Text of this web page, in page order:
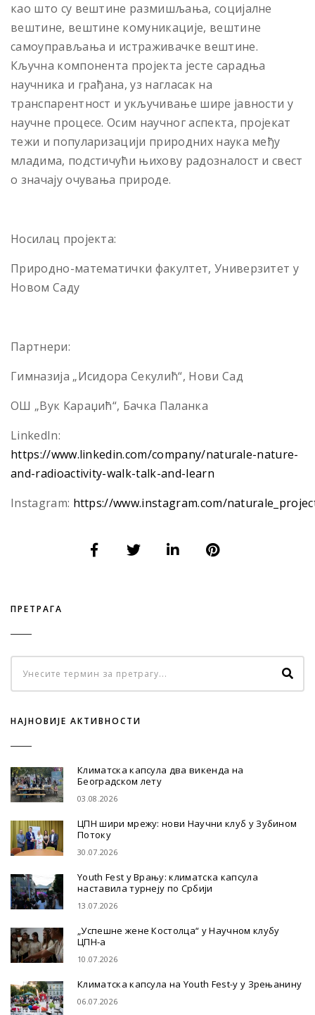
као што су вештине размишљања, социјалне
вештине, вештине комуникације, вештине
самоуправљања и истраживачке вештине.
Кључна компонента пројекта јесте сарадња
научника и грађана, уз нагласак на
транспарентност и укључивање шире јавности у
научне процесе. Осим научног аспекта, пројекат
тежи и популаризацији природних наука међу
младима, подстичући њихову радозналост и свест
о значају очувања природе.
Носилац пројекта:
Природно-математички факултет, Универзитет у
Новом Саду
Партнери:
Гимназија „Исидора Секулић“, Нови Сад
ОШ „Вук Караџић“, Бачка Паланка
LinkedIn:
https://www.linkedin.com/company/naturale-nature-
and-radioactivity-walk-talk-and-learn
Instagram: https://www.instagram.com/
ПРЕТРАГА
НАЈНОВИЈЕ АКТИВНОСТИ
Климатска капсула два викенда на
Београдском лету
03.08.2026
ЦПН шири мрежу: нови Научни клуб у Зубином
Потоку
30.07.2026
Youth Fest у Врању: климатска капсула
наставила турнеју по Србији
13.07.2026
„Успешне жене Костолца“ у Научном клубу
ЦПН-а
10.07.2026
Климатска капсула на Youth Fest-у у Зрењанину
06.07.2026